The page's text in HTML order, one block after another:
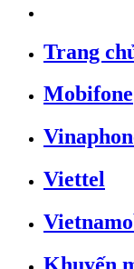
Trang
Mobifone
Viettel